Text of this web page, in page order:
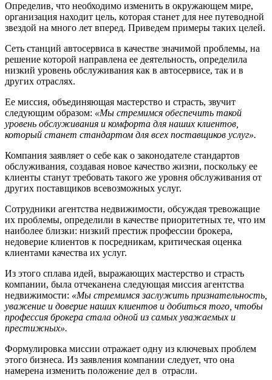
Определив, что необходимо изменить в окружающем мире,
организация находит цель, которая станет для нее путеводной
звездой на много лет вперед. Приведем примеры таких целей.
Сеть станций автосервиса в качестве значимой проблемы, на
решение которой направлена ее деятельность, определила
низкий уровень обслуживания как в автосервисе, так и в
других отраслях.
Ее миссия, объединяющая мастерство и страсть, звучит
следующим образом: «Мы стремимся обеспечить такой
уровень обслуживания и комфорта для наших клиентов,
который станет стандартом для всех поставщиков услуг».
Компания заявляет о себе как о законодателе стандартов
обслуживания, создавая новое качество жизни, поскольку ее
клиенты станут требовать такого же уровня обслуживания от
других поставщиков всевозможных услуг.
Сотрудники агентства недвижимости, обсуждая тревожащие
их проблемы, определили в качестве приоритетных те, что им
наиболее близки: низкий престиж профессии брокера,
недоверие клиентов к посредникам, критическая оценка
клиентами качества их услуг.
Из этого сплава идей, выражающих мастерство и страсть
компании, была отчеканена следующая миссия агентства
недвижимости: «Мы стремимсязаслужить признательность,
уважение и доверие наших клиентов и добиться того, чтобы
профессия брокера стала одной из самых уважаемых и
престижных».
Формулировка миссии отражает одну из ключевых проблем
этого бизнеса. Из заявления компании следует, что она
намерена изменить положение дел в отрасли.